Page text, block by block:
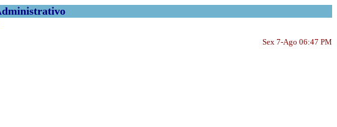
Sex 7-Ago 06:47 PM